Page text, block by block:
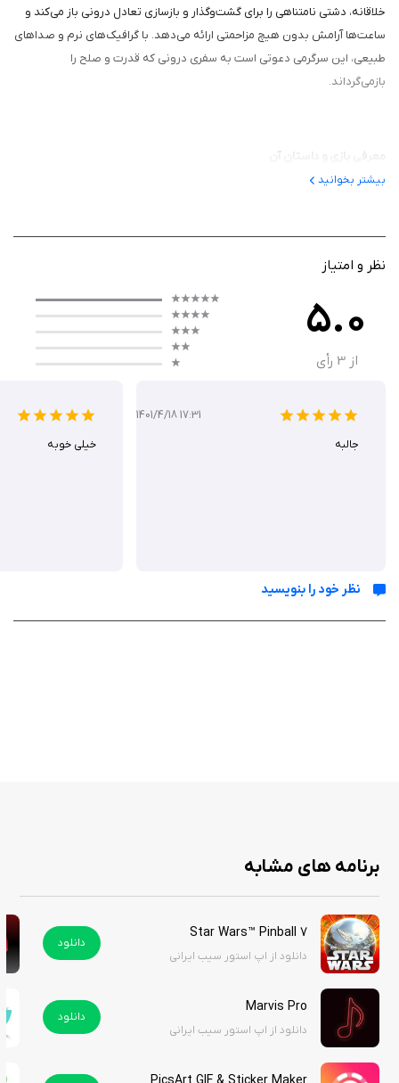
خلاقانه، دشتی نامتناهی را برای گشت‌وگذار و بازسازی تعادل درونی باز می‌کند و
ساعت‌ها آرامش بدون هیچ مزاحمتی ارائه می‌دهد. با گرافیک‌های نرم و صداهای
طبیعی، این سرگرمی دعوتی است به سفری درونی که قدرت و صلح را
بازمی‌گرداند.
معرفی بازی و داستان آن
استراحت و بازیابی قدرت و تعادل آماده کنید. بدون روایتی خطی، داستان بازی
در کاوش شخصی شما نهفته؛ تصور کنید قدم‌زدن در علفزارهای وسیع، جایی که
برای آرامش‌ ذهن تبدیل می‌کند و کاربران را با الهام از زیبایی‌های ساده طبیعت،
به کشف درون خود دعوت می‌نماید.
گیم‌ پلی
نفس عمیق کشیدن در سکوت
آشپزی در کنار نهر زلال
جمع آوری گیاهان وحشی
درست کردن دمنوش‌های شفابخش
مراقبه با بخورهای معطر
پیدا کردن آهوی آرام
ملاقات با آلپاکاهای مهربان
بیشتر بخوانید
نظر و امتیاز
5.0
از3 رأی
1401/4/18 17:31
جالبه خیلی خوبه
نظر خود را بنویسید
برنامه های مشابه
Star Wars™ Pinball 7
دانلود از اپ استور سیب ایرانی
دانلود
Marvis Pro
دانلود از اپ استور سیب ایرانی
دانلود